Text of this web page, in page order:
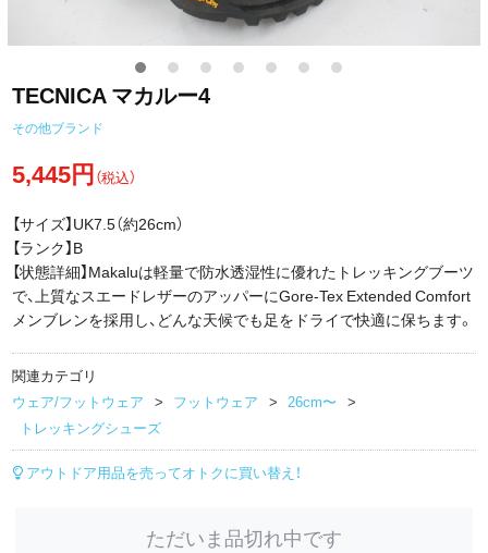
TECNICA マカルー4
その他ブランド
5,445円（税込）
【サイズ】UK7.5（約26cm）
【ランク】B
【状態詳細】Makaluは軽量で防水透湿性に優れたトレッキングブーツ
で、上質なスエードレザーのアッパーにGore-Tex Extended Comfort
メンブレンを採用し、どんな天候でも足をドライで快適に保ちます。
関連カテゴリ
ウェア/フットウェア
フットウェア
26cm〜
トレッキングシューズ
アウトドア用品を売ってオトクに買い替え！
ただいま品切れ中です